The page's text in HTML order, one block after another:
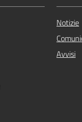
Notizie
Avvisi